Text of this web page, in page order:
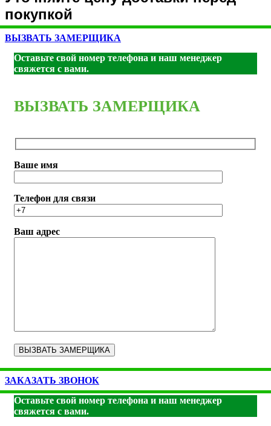
покупкой
ВЫЗВАТЬ ЗАМЕРЩИКА
Оставьте свой номер телефона и наш менеджер
свяжется с вами.
ВЫЗВАТЬ ЗАМЕРЩИКА
Ваше имя
Телефон для связи
Ваш адрес
ЗАКАЗАТЬ ЗВОНОК
Оставьте свой номер телефона и наш менеджер
свяжется с вами.